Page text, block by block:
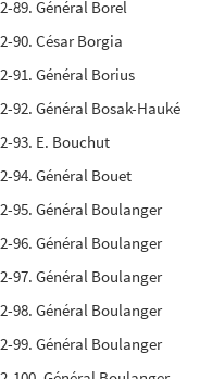
89. Général Borel
90. César Borgia
91. Général Borius
92. Général Bosak-Hauké
93. E. Bouchut
94. Général Bouet
95. Général Boulanger
96. Général Boulanger
97. Général Boulanger
98. Général Boulanger
99. Général Boulanger